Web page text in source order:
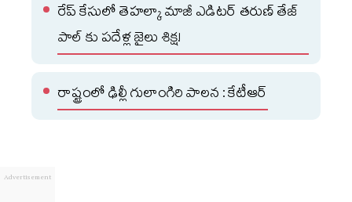
రేప్ కేసులో తెహల్కా మాజీ ఎడిటర్ తరుణ్ తేజ్
పాల్ కు పదేళ్ల జైలు శిక్ష!
రాష్ట్రంలో ఢిల్లీ గులాంగిరి పాలన : కేటీఆర్